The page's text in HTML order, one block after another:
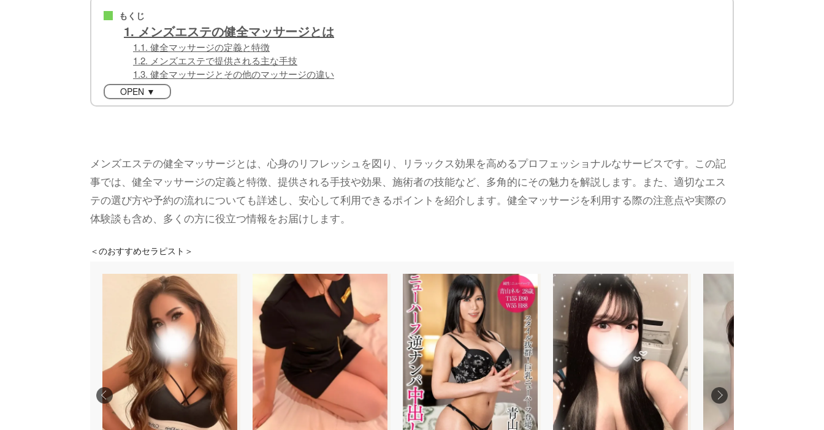
■ もくじ
1. メンズエステの健全マッサージとは
1.1. 健全マッサージの定義と特徴
1.2. メンズエステで提供される主な手技
1.3. 健全マッサージとその他のマッサージの違い
OPEN ▼
メンズエステの健全マッサージとは、心身のリフレッシュを図り、リラックス効果を高めるプロフェッショナルなサービスです。この記
事では、健全マッサージの定義と特徴、提供される手技や効果、施術者の技能など、多角的にその魅力を解説します。また、適切なエス
テの選び方や予約の流れについても詳述し、安心して利用できるポイントを紹介します。健全マッサージを利用する際の注意点や実際の
体験談も含め、多くの方に役立つ情報をお届けします。
＜のおすすめセラピスト＞